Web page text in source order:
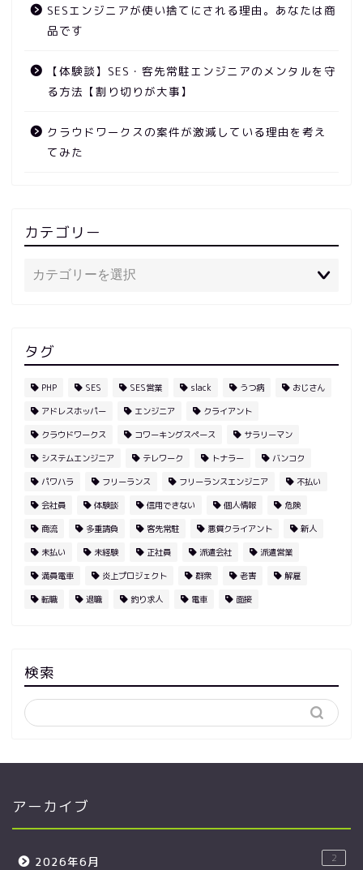
SESエンジニアが使い捨てにされる理由。あなたは商
品です
【体験談】SES・客先常駐エンジニアのメンタルを守
る方法【割り切りが大事】
クラウドワークスの案件が激減している理由を考え
てみた
カテゴリー
タグ
PHP SES SES営業 slack うつ病 おじさん
アドレスホッパー エンジニア クライアント
クラウドワークス コワーキングスペース サラリーマン
システムエンジニア テレワーク トナラー バンコク
パワハラ フリーランス フリーランスエンジニア 不払い
会社員 体験談 信用できない 個人情報 危険
商流 多重請負 客先常駐 悪質クライアント 新人
未払い 未経験 正社員 派遣会社 派遣営業
満員電車 炎上プロジェクト 群衆 老害 解雇
転職 退職 釣り求人 電車 面接
検索
アーカイブ
2026年6月 2